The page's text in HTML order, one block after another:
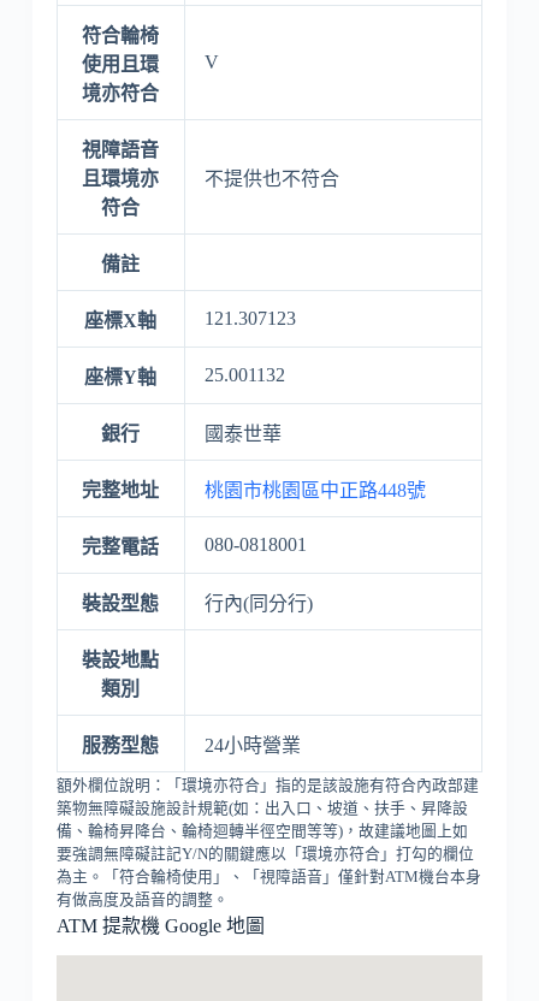
符合輪椅
使用且環
境亦符合
V
視障語音
且環境亦
符合
不提供也不符合
備註
座標X軸 121.307123
座標Y軸 25.001132
銀行 國泰世華
完整地址 桃園市桃園區中正路448號
完整電話 080-0818001
裝設型態 行內(同分行)
裝設地點
類別
服務型態 24小時營業
額外欄位說明：「環境亦符合」指的是該設施有符合內政部建
築物無障礙設施設計規範(如：出入口、坡道、扶手、昇降設
備、輪椅昇降台、輪椅迴轉半徑空間等等)，故建議地圖上如
要強調無障礙註記Y/N的關鍵應以「環境亦符合」打勾的欄位
為主。「符合輪椅使用」、「視障語音」僅針對ATM機台本身
有做高度及語音的調整。
ATM 提款機 Google 地圖